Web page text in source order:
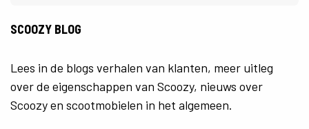
SCOOZY BLOG
Lees in de blogs verhalen van klanten, meer uitleg
over de eigenschappen van Scoozy, nieuws over
Scoozy en scootmobielen in het algemeen.